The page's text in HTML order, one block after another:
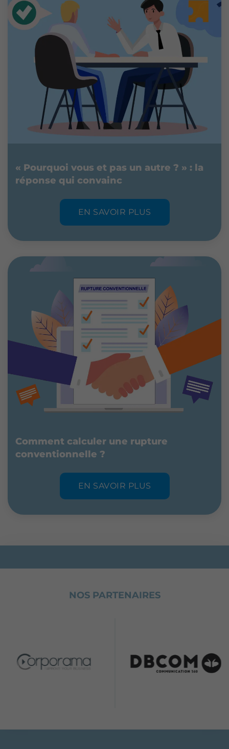
« Pourquoi vous et pas un autre ? » : la
réponse qui convainc
EN SAVOIR PLUS
Comment calculer une rupture
conventionnelle ?
EN SAVOIR PLUS
NOS PARTENAIRES